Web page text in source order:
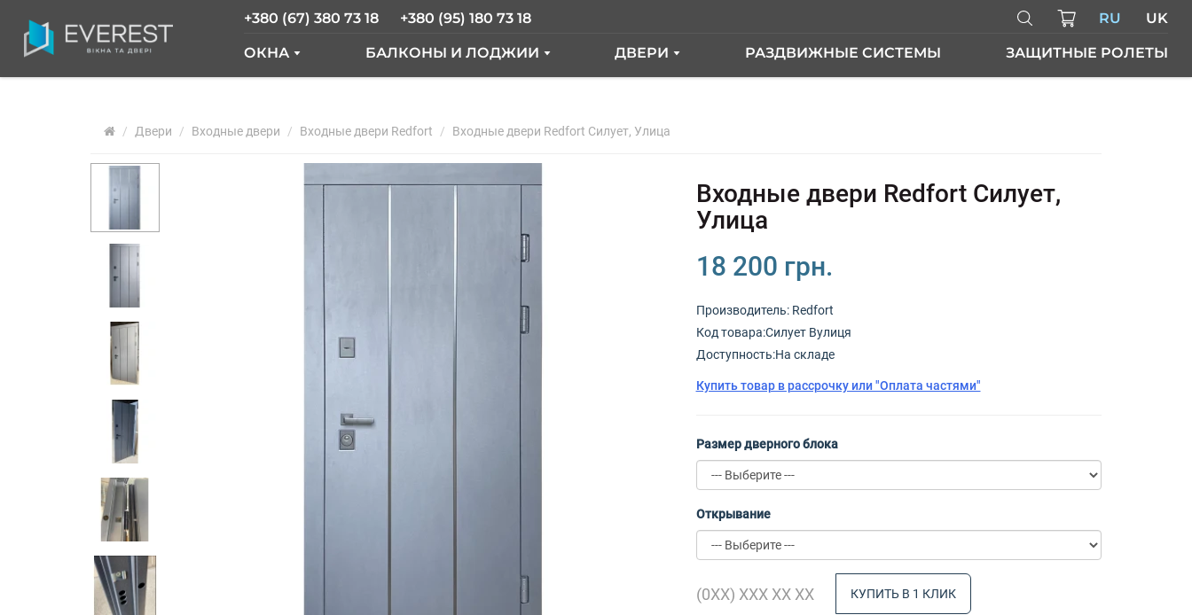
+380 (67) 380 73 18 +380 (95) 180 73 18 RU UK
ОКНА
ОКНА SALAMANDER
ОКНА WDS
ПАНОРАМНЫЕ ОКНА
БАЛКОНЫ И ЛОДЖИИ
БАЛКОН С ВЫНОСОМ
ОТДЕЛКА БАЛКОНА
ДВЕРИ
МЕЖКОМНАТНЫЕ ДВЕРИ
РАЗДВИЖНЫЕ СИСТЕМЫ ЗАЩИТНЫЕ РОЛЕТЫ
Двери Входные двери Входные двери Redfort Входные двери Redfort Силует, Улица
Входные двери Redfort Силует,
Улица
18 200 грн.
Производитель: Redfort
Код товарa:Силует Вулиця
Доступность:На складе
Купить товар в рассрочку или "Оплата частями"
Размер дверного блока
Открывание
КУПИТЬ В 1 КЛИК